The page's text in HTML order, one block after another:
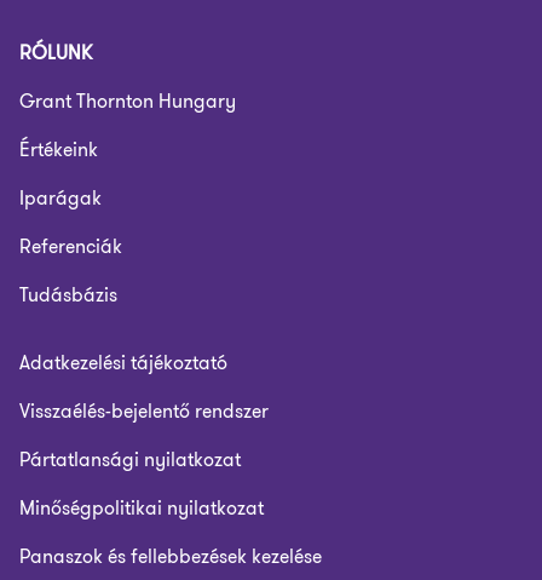
RÓLUNK
Grant Thornton Hungary
Értékeink
Iparágak
Referenciák
Tudásbázis
Adatkezelési tájékoztató
Visszaélés-bejelentő rendszer
Pártatlansági nyilatkozat
Minőségpolitikai nyilatkozat
Panaszok és fellebbezések kezelése